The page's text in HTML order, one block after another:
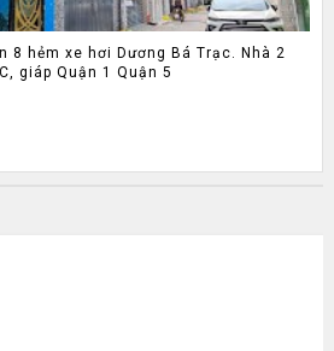
8 hẻm xe hơi Dương Bá Trạc. Nhà 2
giáp Quận 1 Quận 5